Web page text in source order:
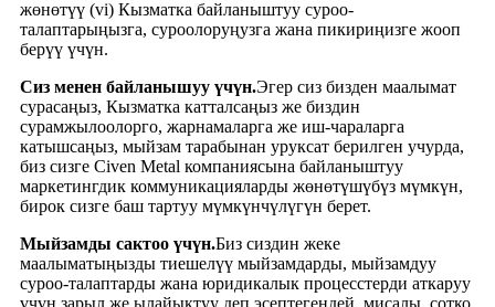
жөнөтүү (vi) Кызматка байланыштуу суроо-
талаптарыңызга, суроолоруңузга жана пикириңизге жооп
берүү үчүн.
Сиз менен байланышуу үчүн.Эгер сиз бизден маалымат
сурасаңыз, Кызматка катталсаңыз же биздин
сурамжылоолорго, жарнамаларга же иш-чараларга
катышсаңыз, мыйзам тарабынан уруксат берилген учурда,
биз сизге Civen Metal компаниясына байланыштуу
маркетингдик коммуникацияларды жөнөтүшүбүз мүмкүн,
бирок сизге баш тартуу мүмкүнчүлүгүн берет.
Мыйзамды сактоо үчүн.Биз сиздин жеке
маалыматыңызды тиешелүү мыйзамдарды, мыйзамдуу
суроо-талаптарды жана юридикалык процесстерди аткаруу
үчүн зарыл же ылайыктуу деп эсептегендей, мисалы, сотко